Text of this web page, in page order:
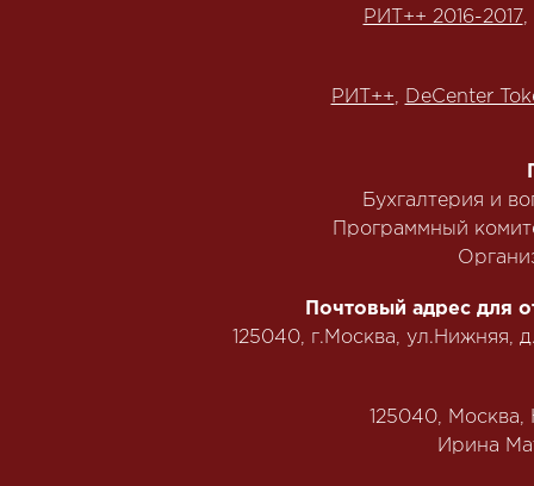
РИТ++ 2016-2017,
РИТ++, DeCenter
Бухгалтерия и
Программный
Почтовый адрес для
125040, г.Москва, ул.Нижняя,
125040,
‭Ирина